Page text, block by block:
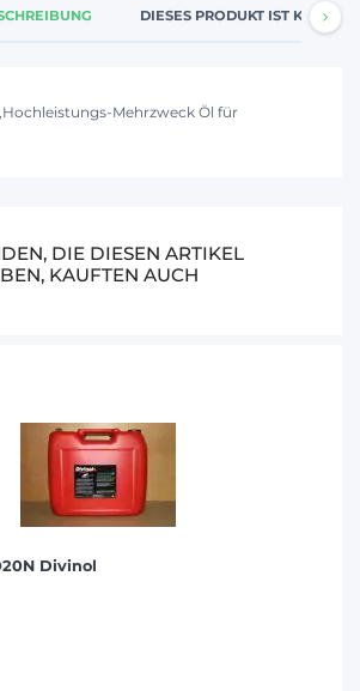
DIESES PRODUKT IST
Mehrzweck Öl für
DIE DIESEN ARTIKEL
KAUFTEN AUCH
Divinol